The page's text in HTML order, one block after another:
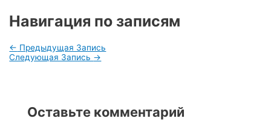
Навигация по записям
← Предыдущая Запись
Следующая Запись →
Оставьте комментарий